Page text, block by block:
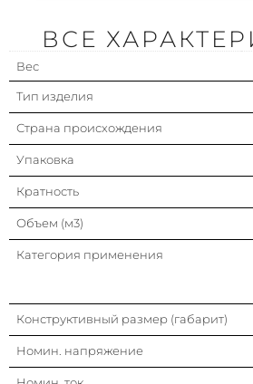
Номин. отключающая
способность
С бойком
Тип индикатора срабатывания
Тип напряжения
ВСЕ
Вес
Тип изделия
Страна происхождения
Упаковка
Кратность
Объем (м3)
Категория применения
Конструктивный размер (габарит)
Номин. напряжение